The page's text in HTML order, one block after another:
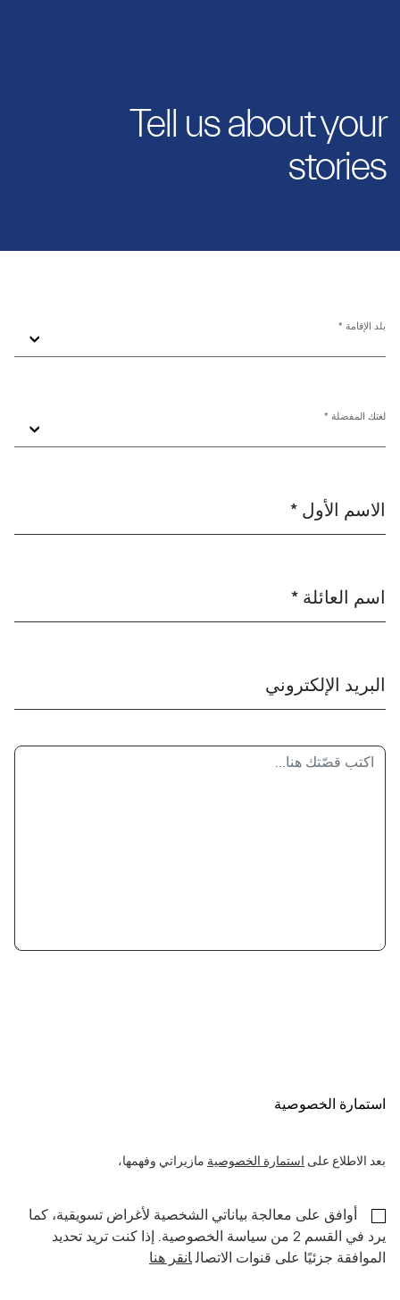
Tell us about your
stories
بلد الإقامة *
لغتك المفضلة *
الاسم الأول *
اسم العائلة *
البريد الإلكتروني
استمارة الخصوصية
بعد الاطلاع على استمارة الخصوصية مازيراتي وفهمها،
أوافق على معالجة بياناتي الشخصية لأغراض تسويقية، كما
يرد في القسم 2 من سياسة الخصوصية. إذا كنت تريد تحديد
الموافقة جزئيًا على قنوات الاتصال انقر هنا